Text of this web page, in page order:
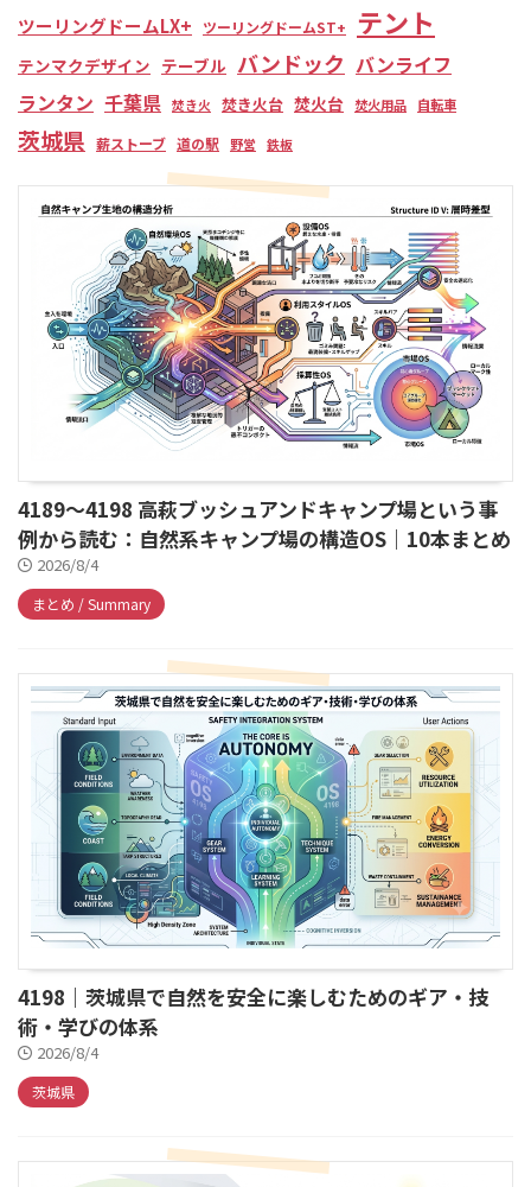
ツーリングドームLX+ ツーリングドームST+ テント
テンマクデザイン テーブル バンドック バンライフ
ランタン 千葉県 焚き火 焚き火台 焚火台 焚火用品 自転車
茨城県 薪ストーブ 道の駅 野営 鉄板
4189～4198 高萩ブッシュアンドキャンプ場という事
例から読む：自然系キャンプ場の構造OS｜10本まとめ
2026/8/4
まとめ / Summary
4198｜茨城県で自然を安全に楽しむためのギア・技
術・学びの体系
2026/8/4
茨城県